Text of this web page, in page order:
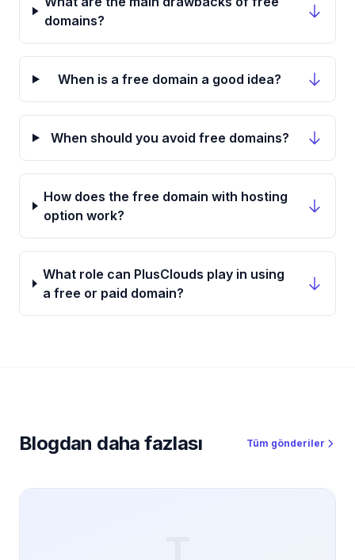
domains?
When is a free domain a good idea?
When should you avoid free domains?
How does the free domain with hosting
option work?
What role can PlusClouds play in using
a free or paid domain?
Blogdan daha fazlası Tüm gönderiler